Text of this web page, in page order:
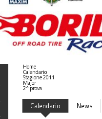
Home
Calendario
Stagione 2011
Major
2^ prova
Calendario News